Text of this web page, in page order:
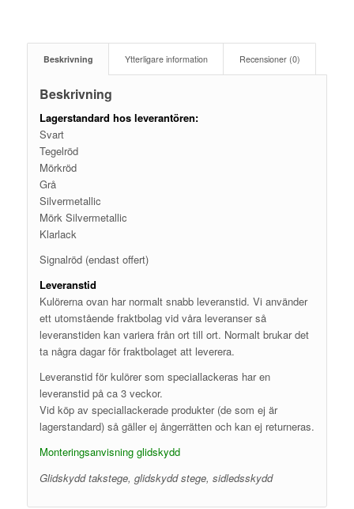
Beskrivning Ytterligare information Recensioner (0)
Beskrivning
Lagerstandard hos leverantören:
Svart
Tegelröd
Mörkröd
Grå
Silvermetallic
Mörk Silvermetallic
Klarlack
Signalröd (endast offert)
Leveranstid
Kulörerna ovan har normalt snabb leveranstid. Vi använder
ett utomstående fraktbolag vid våra leveranser så
leveranstiden kan variera från ort till ort. Normalt brukar det
ta några dagar för fraktbolaget att leverera.
Leveranstid för kulörer som speciallackeras har en
leveranstid på ca 3 veckor.
Vid köp av speciallackerade produkter (de som ej är
lagerstandard) så gäller ej ångerrätten och kan ej returneras.
Monteringsanvisning glidskydd
Glidskydd takstege, glidskydd stege, sidledsskydd